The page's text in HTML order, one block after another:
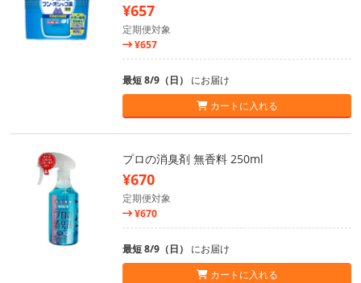
¥657
定期便対象
¥657
最短 8/9（日） にお届け
カートに入れる
プロの消臭剤 無香料 250ml
¥670
定期便対象
¥670
最短 8/9（日） にお届け
カートに入れる